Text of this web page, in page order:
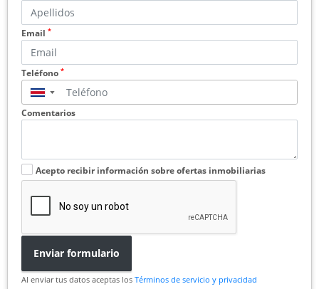
Email *
Teléfono *
▼
Comentarios
Acepto recibir información sobre ofertas inmobiliarias
Enviar formulario
Al enviar tus datos aceptas los Términos de servicio y privacidad